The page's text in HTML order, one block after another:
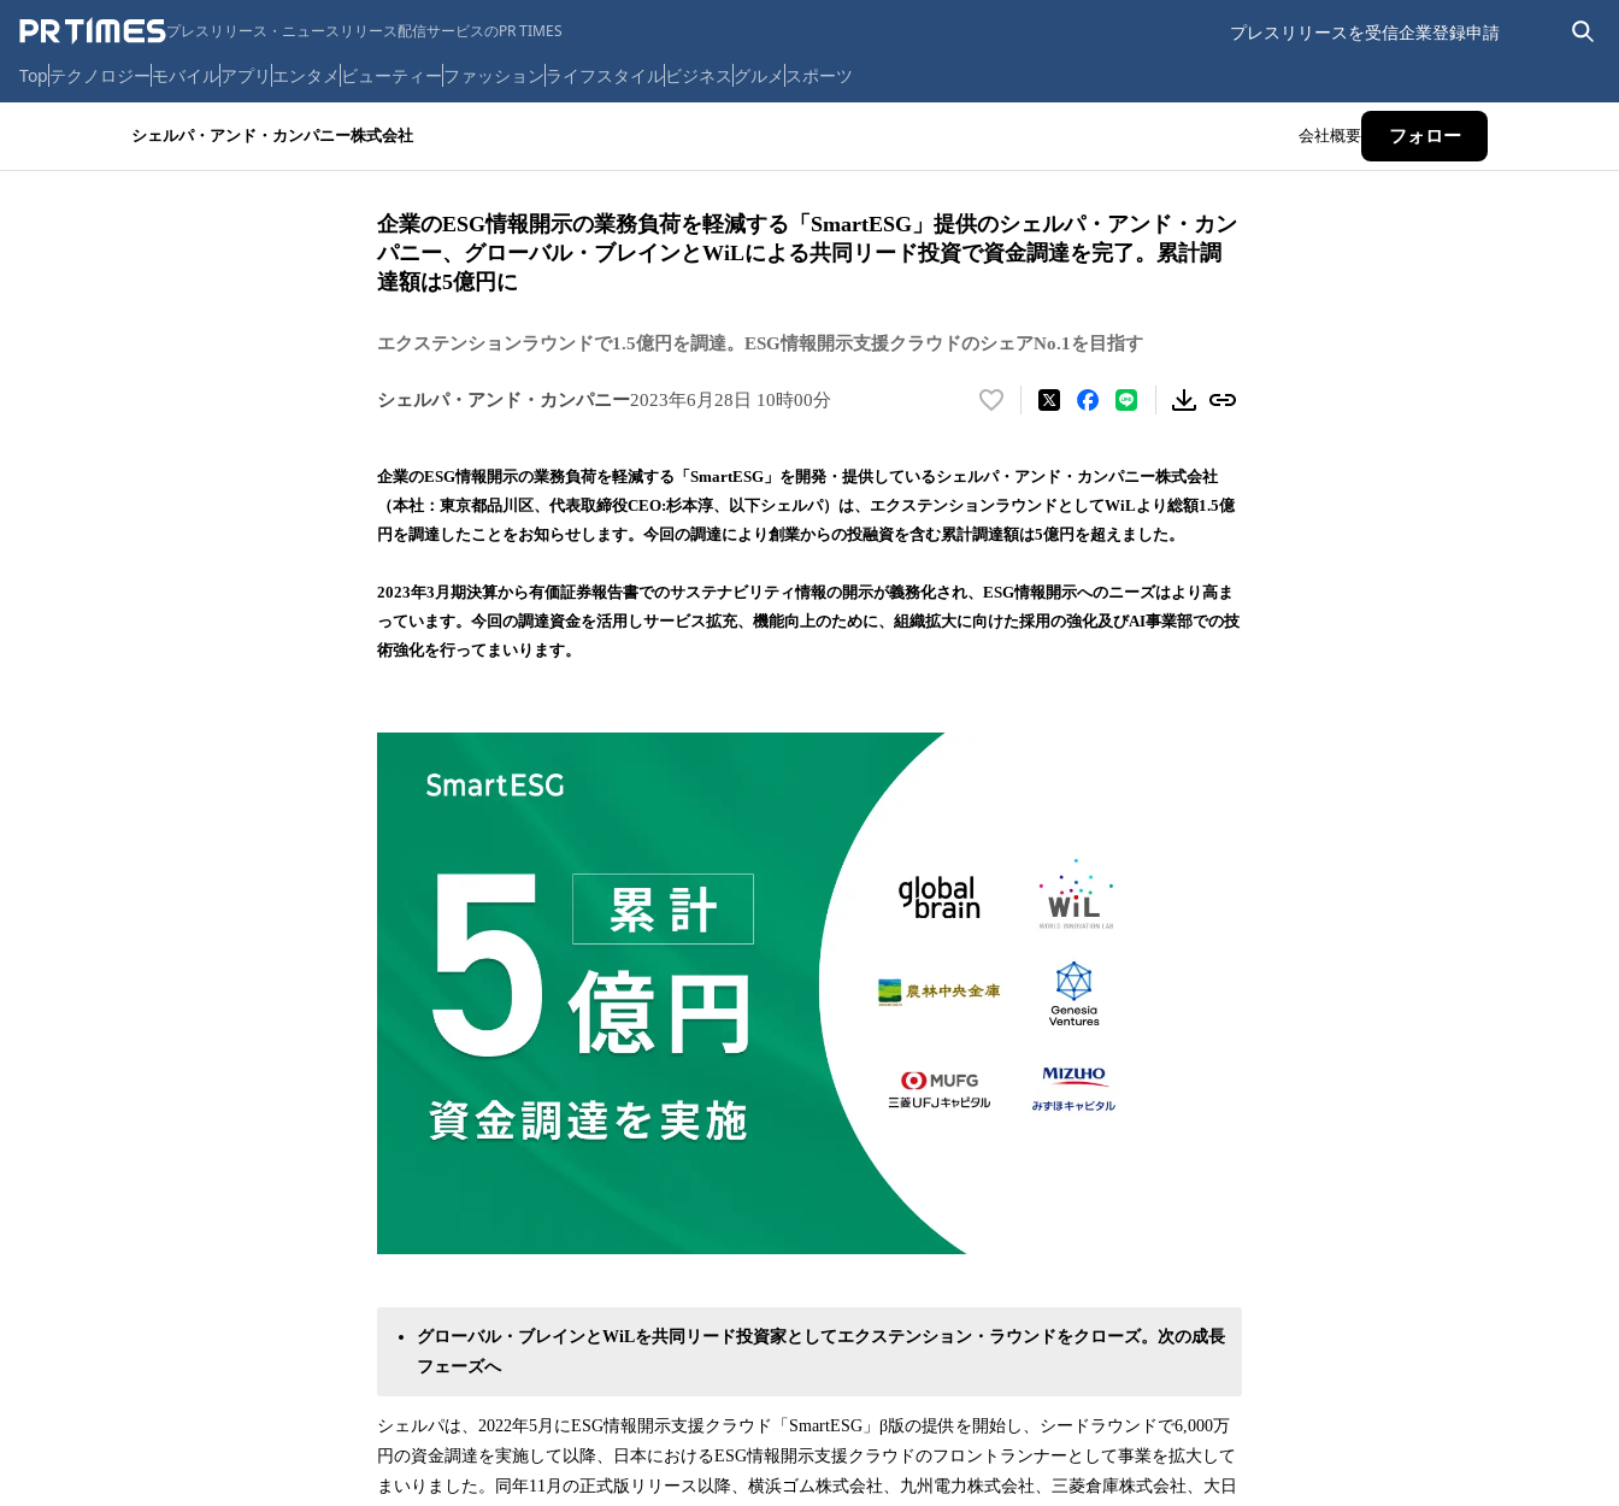
プレスリリース・ニュースリリース配信サービスのPR TIMES プレスリリースを受信企業登録申請
Topテクノロジーモバイルアプリ エンタメ ビューティーファッションライフスタイルビジネス グルメ スポーツ
シェルパ・アンド・カンパニー株式会社 会社概要 フォロー
企業のESG情報開示の業務負荷を軽減する「SmartESG」提供のシェルパ・アンド・カン
パニー、グローバル・ブレインとWiLによる共同リード投資で資金調達を完了。累計調
達額は5億円に
エクステンションラウンドで1.5億円を調達。ESG情報開示支援クラウドのシェアNo.1を目指す
シェルパ・アンド・カンパニー2023年6月28日 10時00分
い
！
数
を
み
込
企業のESG情報開示の業務負荷を軽減する「SmartESG」を開発・提供しているシェルパ・アンド・カンパニー株式会社
（本社：東京都品川区、代表取締役CEO:杉本淳、以下シェルパ）は、エクステンションラウンドとしてWiLより総額1.5億
円を調達したことをお知らせします。今回の調達により創業からの投融資を含む累計調達額は5億円を超えました。
2023年3月期決算から有価証券報告書でのサステナビリティ情報の開示が義務化され、ESG情報開示へのニーズはより高ま
っています。今回の調達資金を活用しサービス拡充、機能向上のために、組織拡大に向けた採用の強化及びAI事業部での技
術強化を行ってまいります。
グローバル・ブレインとWiLを共同リード投資家としてエクステンション・ラウンドをクローズ。次の成長
フェーズへ
シェルパは、2022年5月にESG情報開示支援クラウド「SmartESG」β版の提供を開始し、シードラウンドで6,000万
円の資金調達を実施して以降、日本におけるESG情報開示支援クラウドのフロントランナーとして事業を拡大して
まいりました。同年11月の正式版リリース以降、横浜ゴム株式会社、九州電力株式会社、三菱倉庫株式会社、大日